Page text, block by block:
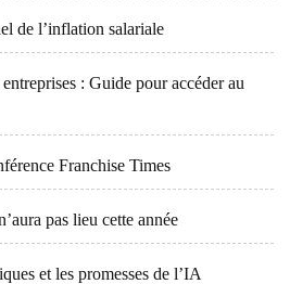
de l’inflation salariale
: Guide pour accéder au
Franchise Times
pas lieu cette année
et les promesses de l’IA